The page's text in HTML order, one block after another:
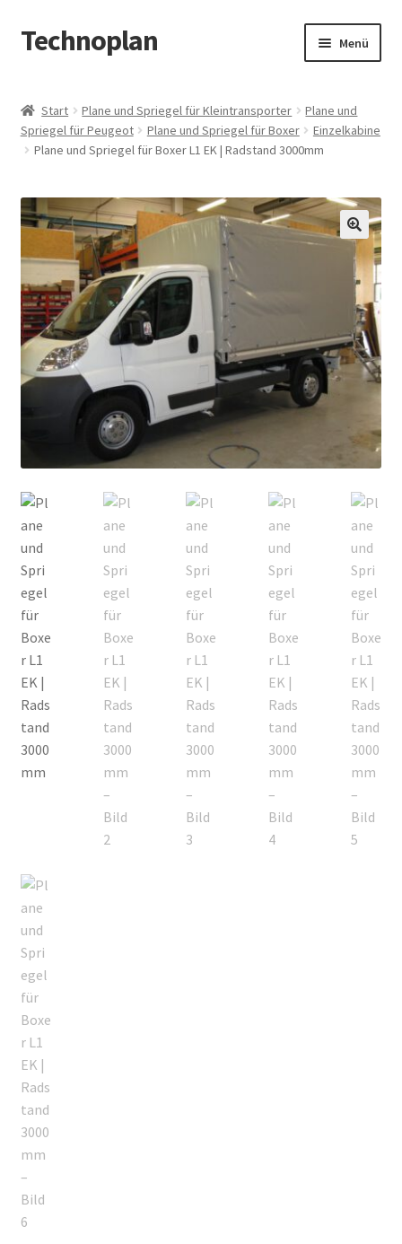
Zur
Navigation
Zum
Inhalt
Technoplan Menü
AGB
Impressum
Warenkorb
Start Plane und Spriegel für Kleintransporter
Plane und
Spriegel für Peugeot
Plane und Spriegel für Boxer
Einzelkabine
Plane und Spriegel für Boxer L1 EK | Radstand 3000mm